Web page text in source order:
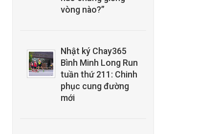
vòng nào?”
Nhật ký Chay365
Bình Minh Long Run
tuần thứ 211: Chinh
phục cung đường
mới